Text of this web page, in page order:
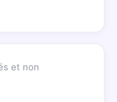
et non